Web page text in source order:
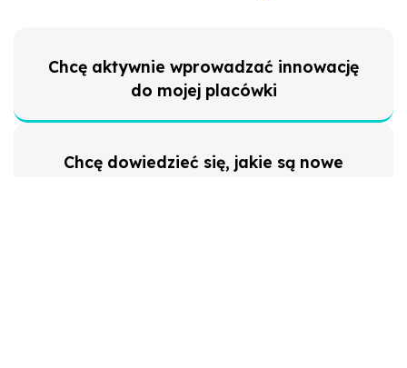
Chcę aktywnie wprowadzać innowację
do mojej placówki
Chcę dowiedzieć się, jakie są nowe